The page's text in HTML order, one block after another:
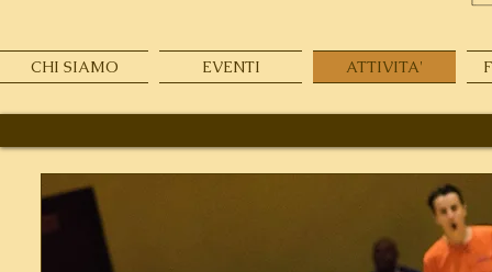
CHI SIAMO EVENTI ATTIVITA'